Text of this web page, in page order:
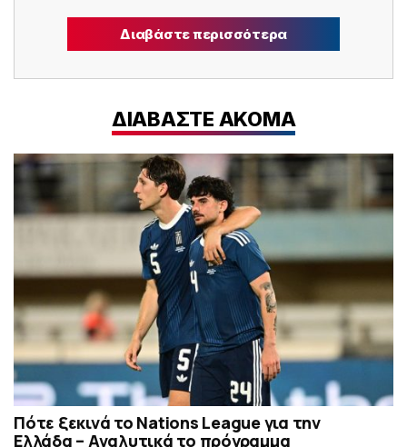
Διαβάστε περισσότερα
ΔΙΑΒΑΣΤΕ ΑΚΟΜΑ
Πότε ξεκινά το Nations League για την
Ελλάδα – Αναλυτικά το πρόγραμμα